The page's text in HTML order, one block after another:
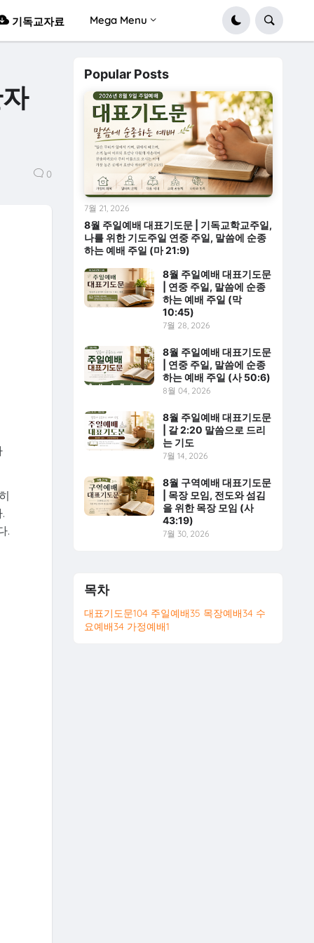
기독교자료 Mega Menu
0
.
Popular Posts
8월 주일예배 대표기도문 | 기독교학교주일,
나를 위한 기도주일 연중 주일, 말씀에 순종
하는 예배 주일 (마 21:9)
7월 21, 2026
8월 주일예배 대표기도문
| 연중 주일, 말씀에 순종
하는 예배 주일 (막
10:45)
7월 28, 2026
8월 주일예배 대표기도문
| 연중 주일, 말씀에 순종
하는 예배 주일 (사 50:6)
8월 04, 2026
8월 주일예배 대표기도문
| 갈 2:20 말씀으로 드리
는 기도
7월 14, 2026
8월 구역예배 대표기도문
| 목장 모임, 전도와 섬김
을 위한 목장 모임 (사
43:19)
7월 30, 2026
목차
대표기도문104 주일예배35 목장예배34 수
요예배34 가정예배1